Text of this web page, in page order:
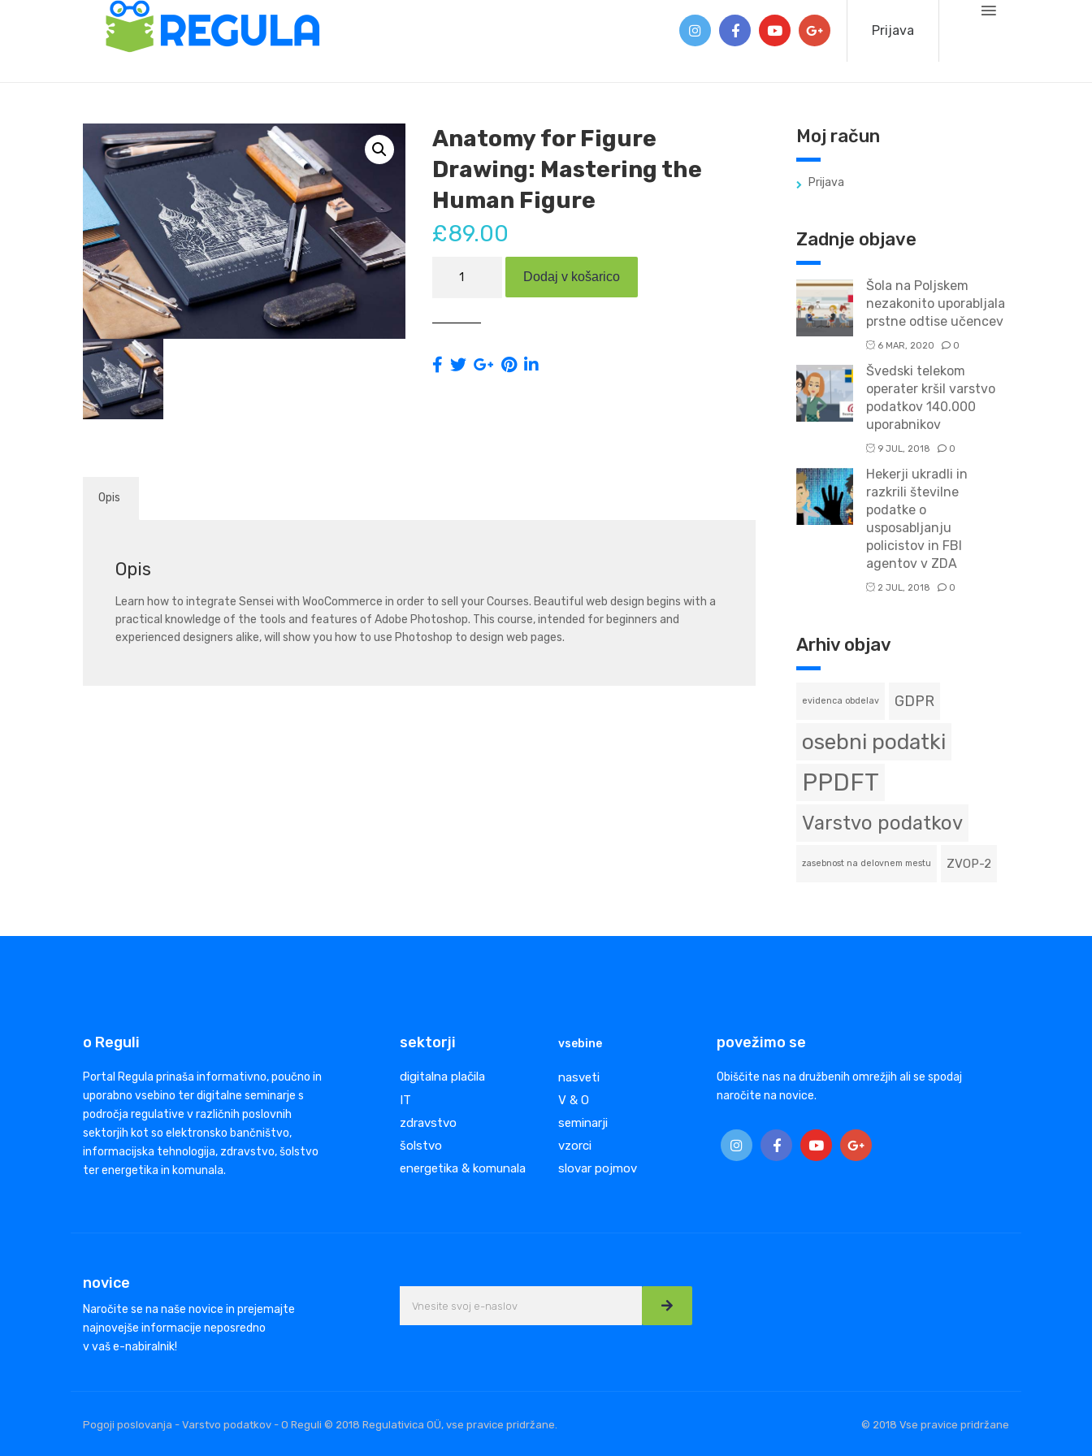
Prijava
Anatomy for Figure
Drawing: Mastering the
Human Figure
£89.00
the
Human
Dodaj v košarico
Opis
Opis
Learn how to integrate Sensei with WooCommerce in order to sell your Courses. Beautiful web design begins with a
practical knowledge of the tools and features of Adobe Photoshop. This course, intended for beginners and
experienced designers alike, will show you how to use Photoshop to design web pages.
Moj račun
Prijava
Zadnje objave
Šola na Poljskem
nezakonito uporabljala
prstne odtise učencev
6 MAR, 2020 0
Švedski telekom
operater kršil varstvo
podatkov 140.000
uporabnikov
9 JUL, 2018 0
Hekerji ukradli in
razkrili številne
podatke o
usposabljanju
policistov in FBI
agentov v ZDA
2 JUL, 2018 0
Arhiv objav
evidenca obdelav GDPR
osebni podatki
PPDFT
Varstvo podatkov
zasebnost na delovnem mestu ZVOP-2
o Reguli
Portal Regula prinaša informativno, poučno in
uporabno vsebino ter digitalne seminarje s
področja regulative v različnih poslovnih
sektorjih kot so elektronsko bančništvo,
informacijska tehnologija, zdravstvo, šolstvo
ter energetika in komunala.
sektorji
digitalna plačila
IT
zdravstvo
šolstvo
energetika & komunala
vsebine
nasveti
V & O
seminarji
vzorci
slovar pojmov
povežimo se
Obiščite nas na družbenih omrežjih ali se spodaj
naročite na novice.
novice
Naročite se na naše novice in prejemajte
najnovejše informacije neposredno
v vaš e-nabiralnik!
Pogoji poslovanja - Varstvo podatkov - O Reguli © 2018 Regulativica OÜ, vse pravice pridržane. © 2018 Vse pravice pridržane